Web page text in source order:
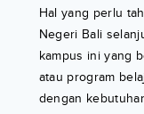
Hal yang perlu
Negeri Bali
kampus ini yang
atau program
dengan